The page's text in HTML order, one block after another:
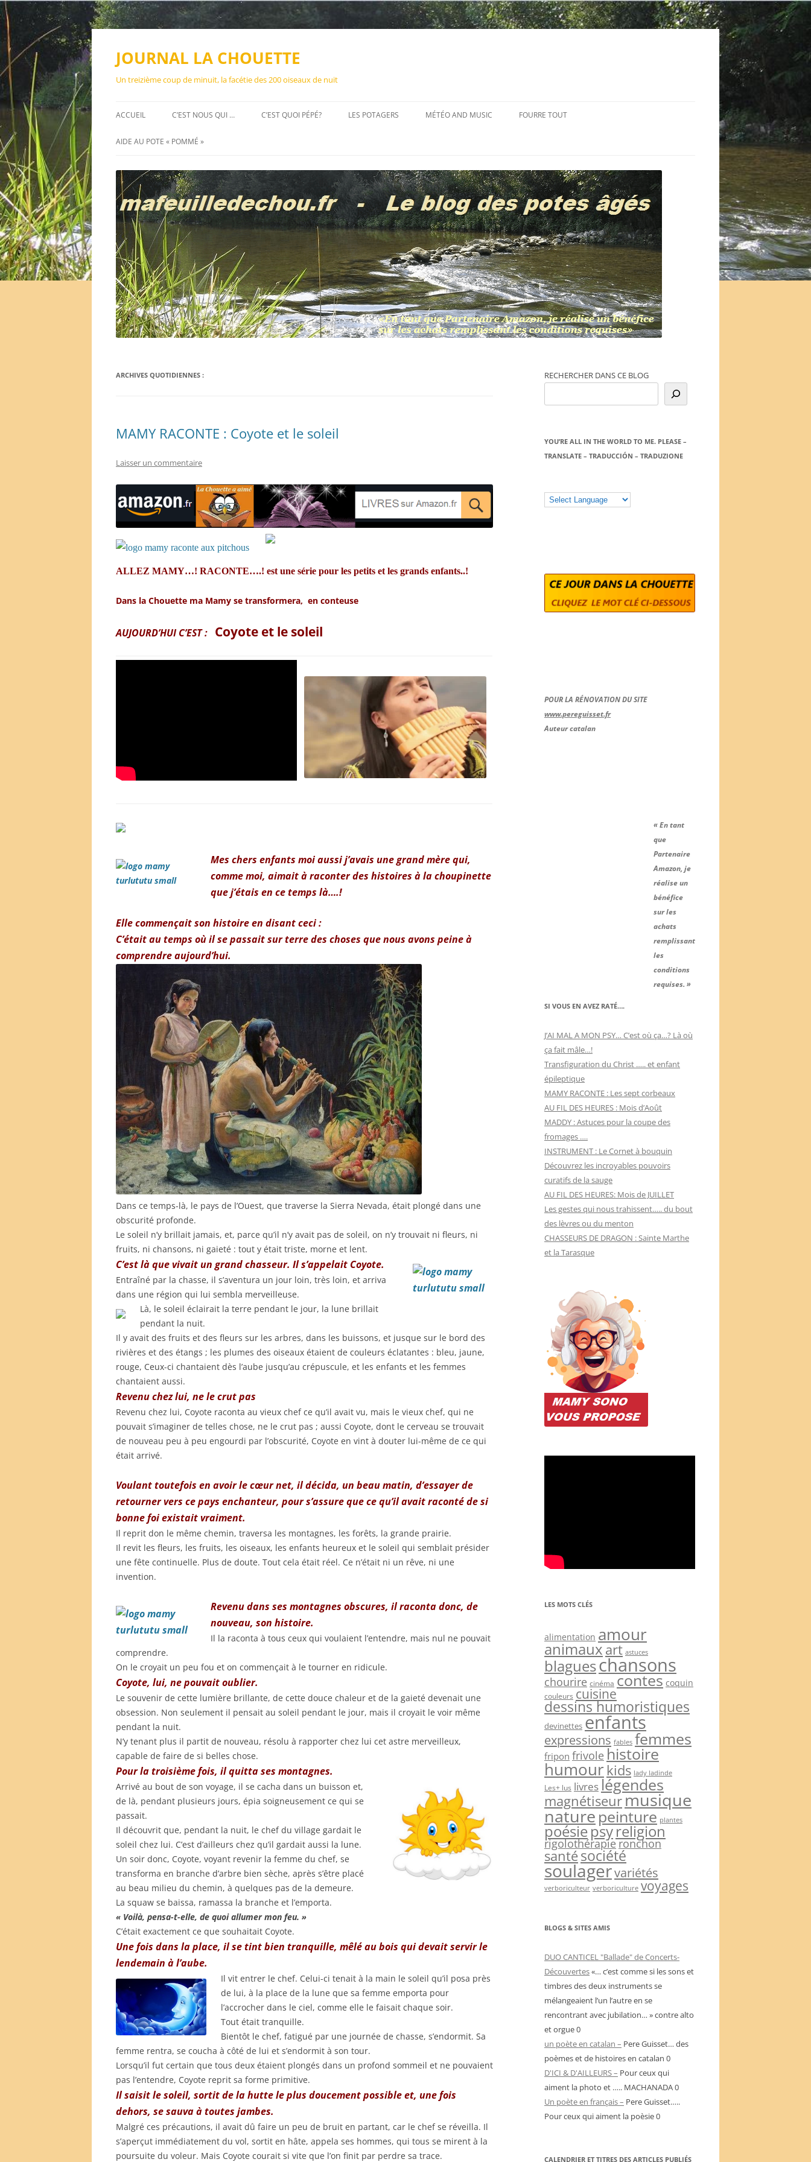
Aller
JOURNAL LA CHOUETTE
Un treizième coup de minuit, la facétie des 200 oiseaux de nuit
ACCUEIL C’EST NOUS QUI … C’EST QUOI PÉPÉ? LES POTAGERS MÉTÉO AND MUSIC FOURRE TOUT
AIDE AU POTE « POMMÉ »
ARCHIVES QUOTIDIENNES :
MAMY RACONTE : Coyote et le soleil
Laisser un commentaire
ALLEZ MAMY…! RACONTE….! est une série pour les petits et les grands enfants..!
Dans la Chouette ma Mamy se transformera, en conteuse
AUJOURD’HUI C’EST : Coyote et le soleil
Mes chers enfants moi aussi j’avais une grand mère qui,
comme moi, aimait à raconter des histoires à la choupinette
que j’étais en ce temps là….!
Elle commençait son histoire en disant ceci :
C’était au temps où il se passait sur terre des choses que nous avons peine à
comprendre aujourd’hui.
Dans ce temps-là, le pays de l’Ouest, que traverse la Sierra Nevada, était plongé dans une
obscurité profonde.
Le soleil n’y brillait jamais, et, parce qu’il n’y avait pas de soleil, on n’y trouvait ni fleurs, ni
fruits, ni chansons, ni gaieté : tout y était triste, morne et lent.
C’est là que vivait un grand chasseur. Il s’appelait Coyote.
Entraîné par la chasse, il s’aventura un jour loin, très loin, et arriva
dans une région qui lui sembla merveilleuse.
Là, le soleil éclairait la terre pendant le jour, la lune brillait
pendant la nuit.
Il y avait des fruits et des fleurs sur les arbres, dans les buissons, et jusque sur le bord des
rivières et des étangs ; les plumes des oiseaux étaient de couleurs éclatantes : bleu, jaune,
rouge, Ceux-ci chantaient dès l’aube jusqu’au crépuscule, et les enfants et les femmes
chantaient aussi.
Revenu chez lui, ne le crut pas
Revenu chez lui, Coyote raconta au vieux chef ce qu’il avait vu, mais le vieux chef, qui ne
pouvait s’imaginer de telles chose, ne le crut pas ; aussi Coyote, dont le cerveau se trouvait
de nouveau peu à peu engourdi par l’obscurité, Coyote en vint à douter lui-même de ce qui
était arrivé.
Voulant toutefois en avoir le cœur net, il décida, un beau matin, d’essayer de
retourner vers ce pays enchanteur, pour s’assure que ce qu’il avait raconté de si
bonne foi existait vraiment.
Il reprit don le même chemin, traversa les montagnes, les forêts, la grande prairie.
Il revit les fleurs, les fruits, les oiseaux, les enfants heureux et le soleil qui semblait présider
une fête continuelle. Plus de doute. Tout cela était réel. Ce n’était ni un rêve, ni une
invention.
Revenu dans ses montagnes obscures, il raconta donc, de
nouveau, son histoire.
Il la raconta à tous ceux qui voulaient l’entendre, mais nul ne pouvait
comprendre.
On le croyait un peu fou et on commençait à le tourner en ridicule.
Coyote, lui, ne pouvait oublier.
Le souvenir de cette lumière brillante, de cette douce chaleur et de la gaieté devenait une
obsession. Non seulement il pensait au soleil pendant le jour, mais il croyait le voir même
pendant la nuit.
N’y tenant plus il partit de nouveau, résolu à rapporter chez lui cet astre merveilleux,
capable de faire de si belles chose.
Pour la troisième fois, il quitta ses montagnes.
Arrivé au bout de son voyage, il se cacha dans un buisson et,
de là, pendant plusieurs jours, épia soigneusement ce qui se
passait.
Il découvrit que, pendant la nuit, le chef du village gardait le
soleil chez lui. C’est d’ailleurs chez qu’il gardait aussi la lune.
Un soir donc, Coyote, voyant revenir la femme du chef, se
transforma en branche d’arbre bien sèche, après s’être placé
au beau milieu du chemin, à quelques pas de la demeure.
La squaw se baissa, ramassa la branche et l’emporta.
« Voilà, pensa-t-elle, de quoi allumer mon feu. »
C’était exactement ce que souhaitait Coyote.
Une fois dans la place, il se tint bien tranquille, mêlé au bois qui devait servir le
lendemain à l’aube.
Il vit entrer le chef. Celui-ci tenait à la main le soleil qu’il posa près
de lui, à la place de la lune que sa femme emporta pour
l’accrocher dans le ciel, comme elle le faisait chaque soir.
Tout était tranquille.
Bientôt le chef, fatigué par une journée de chasse, s’endormit. Sa
femme rentra, se coucha à côté de lui et s’endormit à son tour.
Lorsqu’il fut certain que tous deux étaient plongés dans un profond sommeil et ne pouvaient
pas l’entendre, Coyote reprit sa forme primitive.
Il saisit le soleil, sortit de la hutte le plus doucement possible et, une fois
dehors, se sauva à toutes jambes.
Malgré ces précautions, il avait dû faire un peu de bruit en partant, car le chef se réveilla. Il
s’aperçut immédiatement du vol, sortit en hâte, appela ses hommes, qui tous se mirent à la
poursuite du voleur. Mais Coyote courait si vite que l’on finit par perdre sa trace.
RECHERCHER DANS CE BLOG
YOU’RE ALL IN THE WORLD TO ME. PLEASE –
TRANSLATE – TRADUCCIÓN – TRADUZIONE
POUR LA RÉNOVATION DU SITE
www.pereguisset.fr
Auteur catalan
« En tant
que
Partenaire
Amazon, je
réalise un
bénéfice
sur les
achats
remplissant
les
conditions
requises. »
SI VOUS EN AVEZ RATÉ….
J’AI MAL A MON PSY… C’est où ça…? Là où
ça fait mâle…!
Transfiguration du Christ ….. et enfant
épileptique
MAMY RACONTE : Les sept corbeaux
AU FIL DES HEURES : Mois d’Août
MADDY : Astuces pour la coupe des
fromages ….
INSTRUMENT : Le Cornet à bouquin
Découvrez les incroyables pouvoirs
curatifs de la sauge
AU FIL DES HEURES: Mois de JUILLET
Les gestes qui nous trahissent….. du bout
des lèvres ou du menton
CHASSEURS DE DRAGON : Sainte Marthe
et la Tarasque
LES MOTS CLÉS
alimentation amour
animauxart astuces
blagueschansons
chourire cinéma contes coquin
couleurs cuisine
dessins humoristiques
devinettes enfants
expressions fables femmes
fripon frivole histoire
humour kids lady ladinde
Les+ lus livreslégendes
magnétiseurmusique
naturepeinture plantes
poésiepsyreligion
rigolothérapieronchon
santésociété
soulagervariétés
verboriculteur verboriculture voyages
BLOGS & SITES AMIS
DUO CANTICEL "Ballade" de Concerts-
Découvertes«… c’est comme si les sons et
timbres des deux instruments se
mélangeaient l’un l’autre en se
rencontrant avec jubilation… » contre alto
et orgue 0
un poète en catalan – Pere Guisset… des
poèmes et de histoires en catalan 0
D'ICI & D'AILLEURS – Pour ceux qui
aiment la photo et ….. MACHANADA 0
Un poète en français – Pere Guisset…..
Pour ceux qui aiment la poèsie 0
CALENDRIER ET TITRES DES ARTICLES PUBLIÉS